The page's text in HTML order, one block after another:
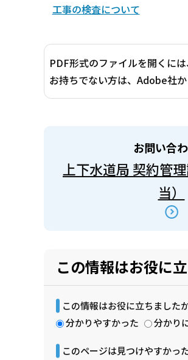
工事の検査について
PDF形式のファイルを開くに
お持ちでない方は、Adobe社
お問い合
上下水道局 契約管
当）
この情報はお役に
この情報はお役に立ちました
分かりやすかった
分かり
このページは見つけやすかっ